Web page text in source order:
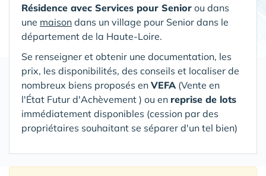
Résidence avec Services pour Senior ou dans
une maison dans un village pour Senior dans le
département de la Haute-Loire.
Se renseigner et obtenir une documentation, les
prix, les disponibilités, des conseils et localiser de
nombreux biens proposés en VEFA (Vente en
l'État Futur d'Achèvement ) ou en reprise de lots
immédiatement disponibles (cession par des
propriétaires souhaitant se séparer d'un tel bien)